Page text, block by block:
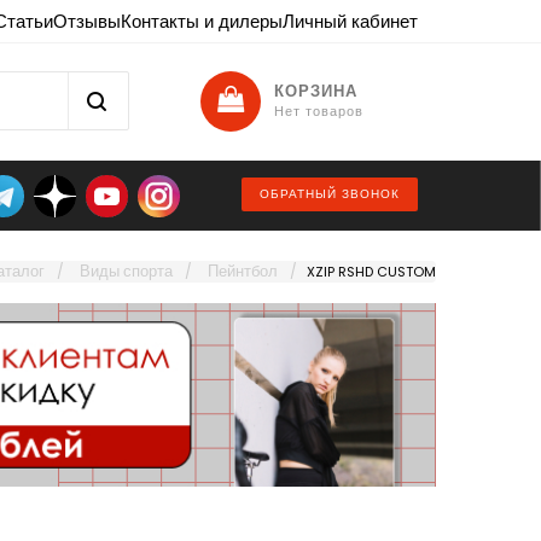
ОтзывыКонтакты и дилерыЛичный кабинет
КОРЗИНА
Нет товаров
ОБРАТНЫЙ ЗВОНОК
Виды спорта Пейнтбол XZIP RSHD CUSTOM